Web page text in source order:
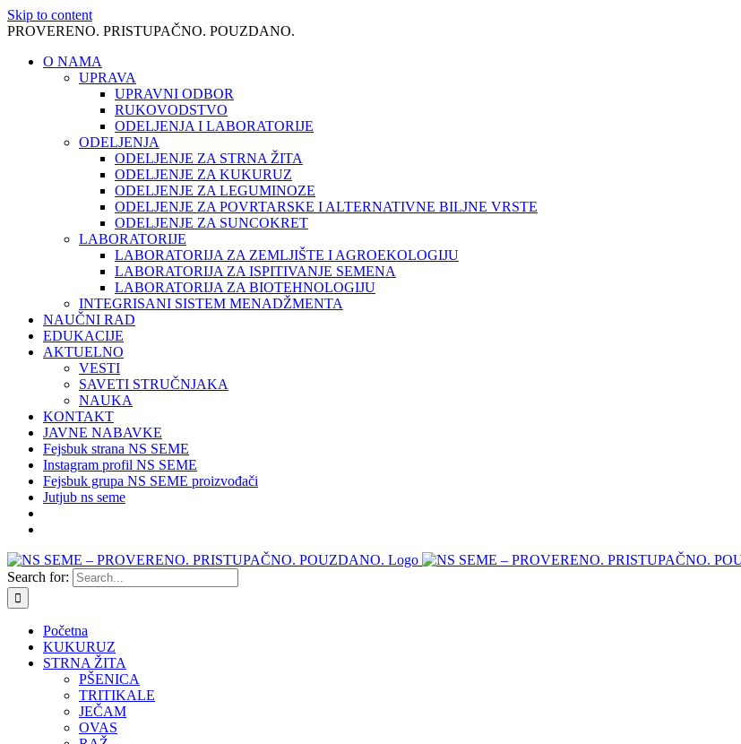
Skip to content
PROVERENO. PRISTUPAČNO. POUZDANO.
O NAMA
UPRAVA
UPRAVNI ODBOR
RUKOVODSTVO
ODELJENJA I LABORATORIJE
ODELJENJA
ODELJENJE ZA STRNA ŽITA
ODELJENJE ZA KUKURUZ
ODELJENJE ZA LEGUMINOZE
ODELJENJE ZA POVRTARSKE I ALTERNATIVNE BILJNE VRSTE
ODELJENJE ZA SUNCOKRET
LABORATORIJE
LABORATORIJA ZA ZEMLJIŠTE I AGROEKOLOGIJU
LABORATORIJA ZA ISPITIVANJE SEMENA
LABORATORIJA ZA BIOTEHNOLOGIJU
INTEGRISANI SISTEM MENADŽMENTA
NAUČNI RAD
EDUKACIJE
AKTUELNO
VESTI
SAVETI STRUČNJAKA
NAUKA
KONTAKT
JAVNE NABAVKE
Fejsbuk strana NS SEME
Instagram profil NS SEME
Fejsbuk grupa NS SEME proizvođači
Jutjub ns seme
Search for:
Početna
KUKURUZ
STRNA ŽITA
PŠENICA
TRITIKALE
JEČAM
OVAS